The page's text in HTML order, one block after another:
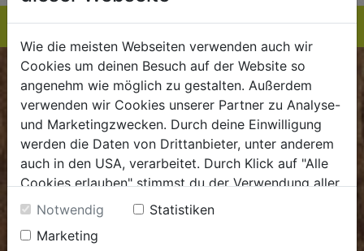
BIOKISTE
Kundenservice
Mo - Do: 8.00 - 16.00 Uhr
Fr: 8.00 - 15.00 Uhr
.dieBiokiste@biohof.at
.+43 7272 2597
Wie die meisten Webseiten verwenden auch wir
Cookies um deinen Besuch auf der Website so
angenehm wie möglich zu gestalten. Außerdem
verwenden wir Cookies unserer Partner zu Analyse-
und Marketingzwecken. Durch deine Einwilligung
werden die Daten von Drittanbieter, unter anderem
auch in den USA, verarbeitet. Durch Klick auf "Alle
Cookies erlauben" stimmst du der Verwendung aller
Cookies zu. Unter "Details anzeigen" findest du alle
Infos zu den unterschiedlichen Cookies, du kannst
auch entscheiden, welche Cookies du erlauben
Notwendig
Statistiken
Marketing